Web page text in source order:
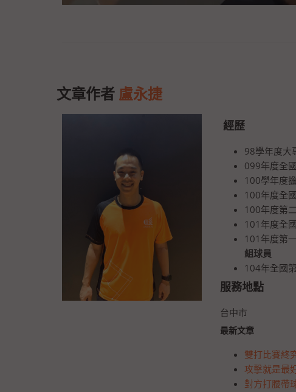
文章作者 盧永捷
經歷
98學年度
099年度全
100學年度
100年度全
100年度第
101年度全
101年度第
組球員
104年全國
服務地點
台中市
最新文章
雙打比賽終
攻擊就是最
對方打腰帶